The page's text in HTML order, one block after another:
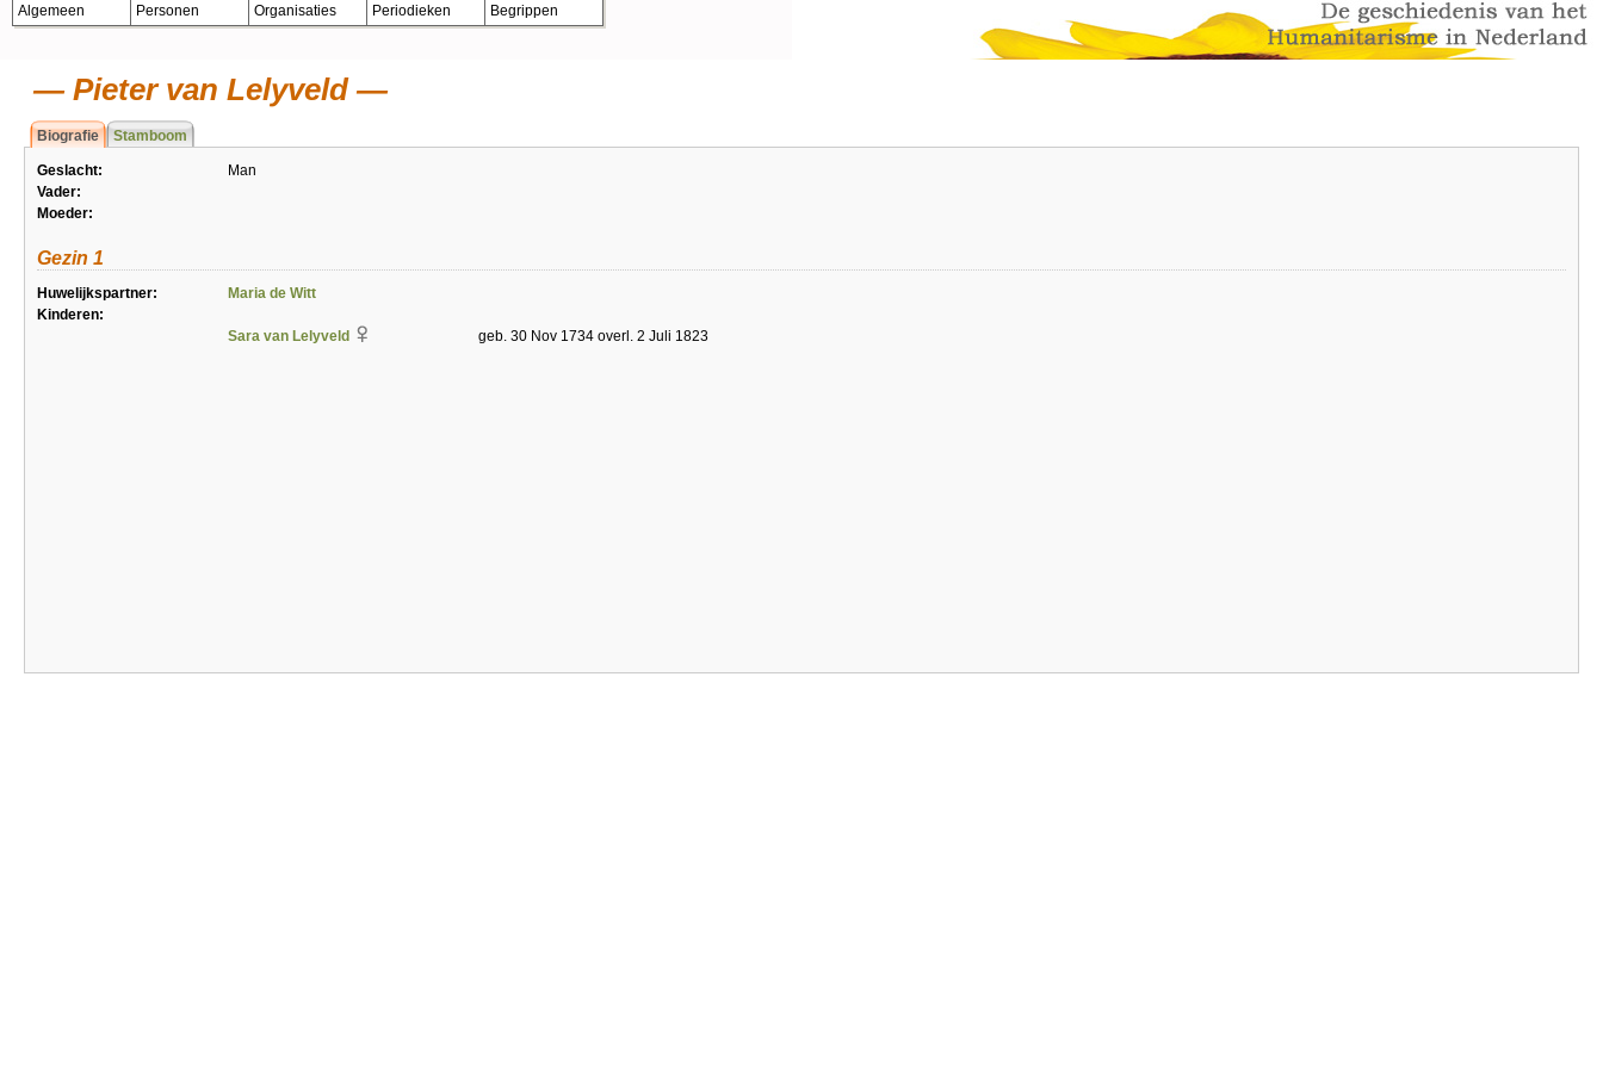
Algemeen Personen Organisaties Periodieken Begrippen
Pieter van Lelyveld
Biografie Stamboom
Geslacht:
Man
Vader:
Moeder:
Gezin 1
Huwelijkspartner:
Maria de Witt
Kinderen:
Sara van Lelyveld
geb. 30 Nov 1734 overl. 2 Juli 1823